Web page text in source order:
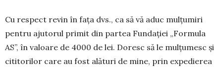
Cu respect revin în fața dvs., ca să vă aduc mulțumiri
pentru ajutorul primit din partea Fundației „Formula
AS”, în valoare de 4000 de lei. Doresc să le mulțumesc și
cititorilor care au fost alături de mine, prin expedierea